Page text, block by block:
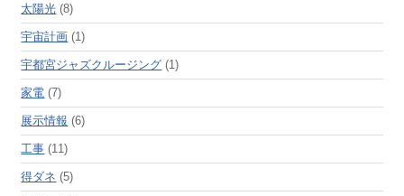
太陽光 (8)
宇宙計画 (1)
宇都宮ジャズクルージング (1)
家電 (7)
展示情報 (6)
工事 (11)
得ダネ (5)